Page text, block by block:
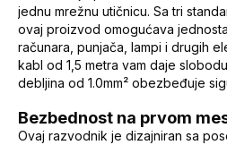
jednu mrežnu utičnicu. Sa tri
ovaj proizvod omogućava
računara, punjača, lampi i drugih
kabl od 1,5 metra vam daje
debljina od 1.0mm² obezbeđuje
Bezbednost na prvom
Ovaj razvodnik je dizajniran sa